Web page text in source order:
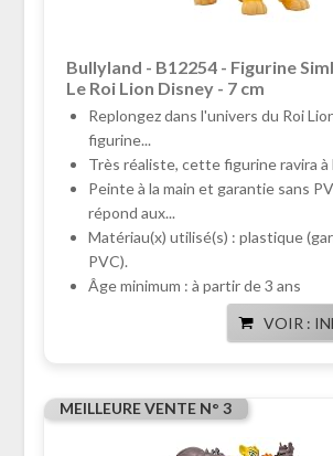
Bullyland - B12254 - Figurine
Le Roi Lion Disney - 7 cm
Replongez dans l'univers du Roi
figurine...
Très réaliste, cette figurine ravira à
Peinte à la main et garantie sans
répond aux...
Matériau(x) utilisé(s) : plastique
PVC).
Âge minimum : à partir de 3 ans
VOIR :
MEILLEURE VENTE N° 3